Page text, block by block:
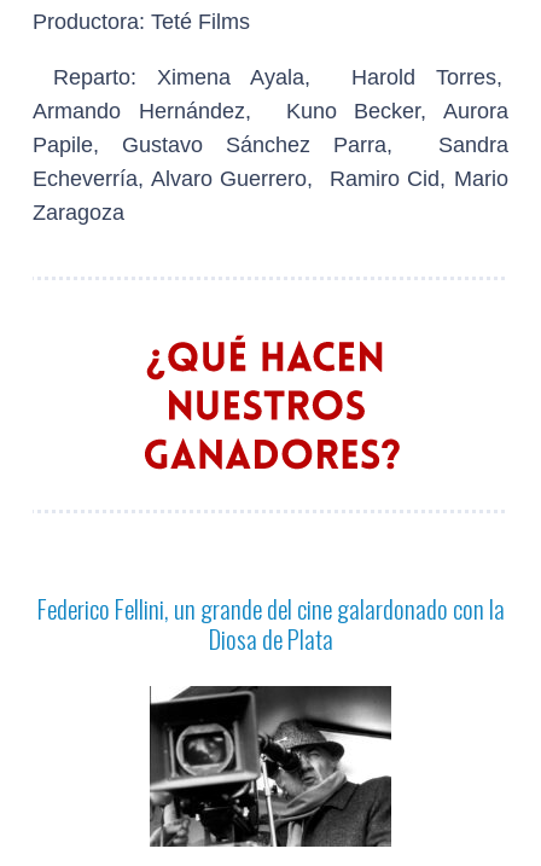
Productora: Teté Films
Reparto: Ximena Ayala, Harold Torres,
Armando Hernández, Kuno Becker, Aurora
Papile, Gustavo Sánchez Parra, Sandra
Echeverría, Alvaro Guerrero, Ramiro Cid, Mario
Zaragoza
Federico Fellini, un grande del cine galardonado con la
Diosa de Plata